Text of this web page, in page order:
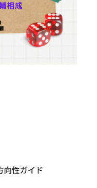
向性ガイド